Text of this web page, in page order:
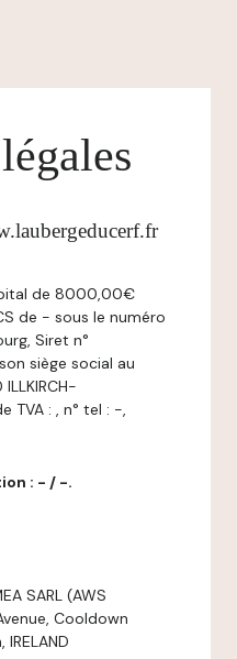
de 8000,00€
de - sous le numéro
Siret n°
siège social au
TVA : , n° tel : -,
: - / -.
SARL (AWS
Cooldown